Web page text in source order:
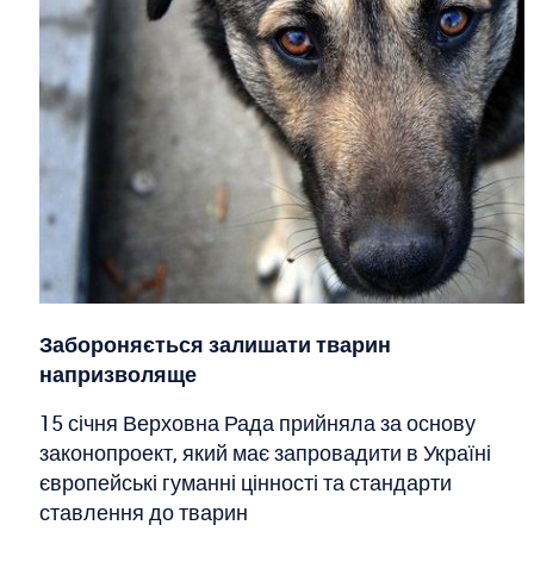
Забороняється залишати тварин
напризволяще
15 січня Верховна Рада прийняла за основу
законопроект, який має запровадити в Україні
європейські гуманні цінності та стандарти
ставлення до тварин